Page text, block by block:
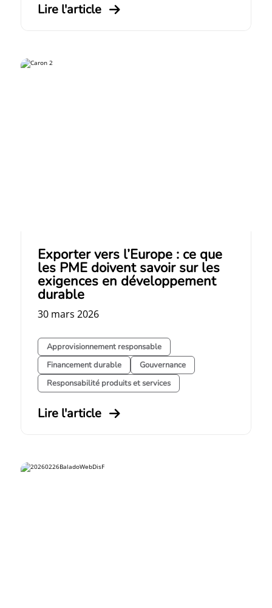
Lire l'article
Exporter vers l’Europe : ce que
les PME doivent savoir sur les
exigences en développement
durable
30 mars 2026
Approvisionnement responsable
Financement durable
Gouvernance
Responsabilité produits et services
Lire l'article